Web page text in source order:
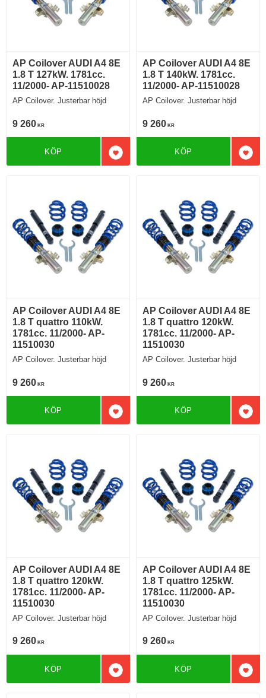
AP Coilover AUDI A4 8E
1.8 T 127kW. 1781cc.
11/2000- AP-11510028
AP Coilover. Justerbar höjd
9 260 KR
Lägg till i favoriter
KÖP
AP Coilover AUDI A4 8E
1.8 T 140kW. 1781cc.
11/2000- AP-11510028
AP Coilover. Justerbar höjd
9 260 KR
KÖP
AP Coilover AUDI A4 8E
1.8 T quattro 110kW.
1781cc. 11/2000- AP-
11510030
AP Coilover. Justerbar höjd
9 260 KR
Lägg till i favoriter
KÖP
AP Coilover AUDI A4 8E
1.8 T quattro 120kW.
1781cc. 11/2000- AP-
11510030
AP Coilover. Justerbar höjd
9 260 KR
KÖP
AP Coilover AUDI A4 8E
1.8 T quattro 120kW.
1781cc. 11/2000- AP-
11510030
AP Coilover. Justerbar höjd
9 260 KR
Lägg till i favoriter
KÖP
AP Coilover AUDI A4 8E
1.8 T quattro 125kW.
1781cc. 11/2000- AP-
11510030
AP Coilover. Justerbar höjd
9 260 KR
KÖP